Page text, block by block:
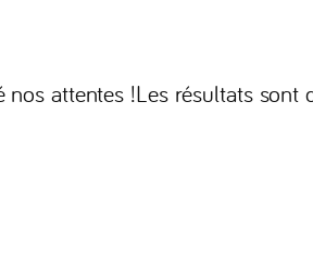
nos attentes !Les résultats